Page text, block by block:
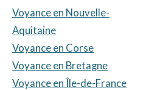
Voyance en Nouvelle-
Aquitaine
Voyance en Corse
Voyance en Bretagne
Voyance en Île-de-France